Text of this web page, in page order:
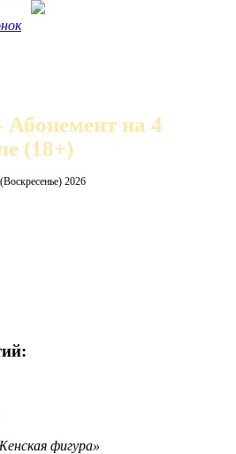
на 4
(18+)
2026
фигура»